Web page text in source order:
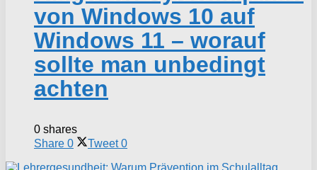
von Windows 10 auf
Windows 11 – worauf
sollte man unbedingt
achten
0 shares
Share 0 Tweet 0